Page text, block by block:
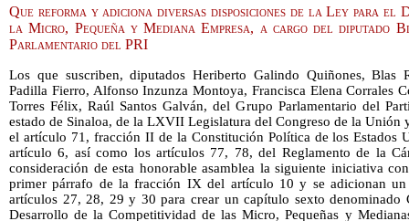
Que reforma y adiciona diversas disposiciones de la Ley para
la Micro, Pequeña y Mediana Empresa, a cargo del diputado
Parlamentario del PRI
Los que suscriben, diputados Heriberto Galindo Quiñones, Blas
Padilla Fierro, Alfonso Inzunza Montoya, Francisca Elena Corrales
Torres Félix, Raúl Santos Galván, del Grupo Parlamentario del
estado de Sinaloa, de la LXVII Legislatura del Congreso de la Unión
el artículo 71, fracción II de la Constitución Política de los Estados
artículo 6, así como los artículos 77, 78, del Reglamento de la
consideración de esta honorable asamblea la siguiente iniciativa
primer párrafo de la fracción IX del artículo 10 y se adicionan
artículos 27, 28, 29 y 30 para crear un capítulo sexto denominado
Desarrollo de la Competitividad de las Micro, Pequeñas y